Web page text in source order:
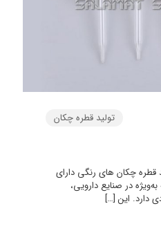
تولید قطره چکان
قطره چکان‌ های رنگی دارای
در صنایع دارویی،
دارد. این […]